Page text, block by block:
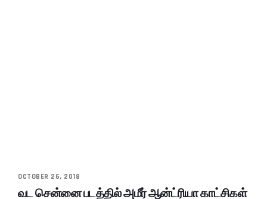
OCTOBER 26, 2018
வட சென்னை படத்தில் அமீர் ஆன்ட்ரியா காட்சிகள்